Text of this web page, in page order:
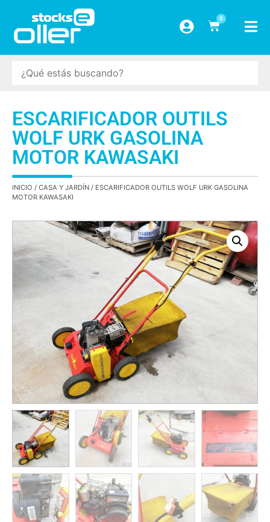
0
ESCARIFICADOR OUTILS
WOLF URK GASOLINA
MOTOR KAWASAKI
INICIO / CASA Y JARDÍN / ESCARIFICADOR OUTILS WOLF URK GASOLINA
MOTOR KAWASAKI